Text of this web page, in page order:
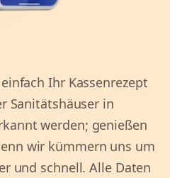
Ihr Kassenrezept
Sanitätshäuser in
werden; genießen
wir kümmern uns um
und schnell. Alle Daten